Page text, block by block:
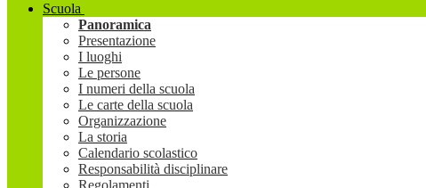
Scuola
Panoramica
Presentazione
I luoghi
Le persone
I numeri della scuola
Le carte della scuola
Organizzazione
La storia
Calendario scolastico
Responsabilità disciplinare